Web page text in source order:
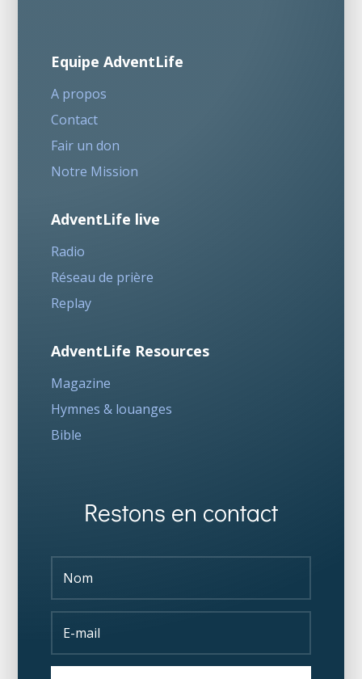
Equipe AdventLife
A propos
Contact
Fair un don
Notre Mission
AdventLife live
Radio
Réseau de prière
Replay
AdventLife Resources
Magazine
Hymnes & louanges
Bible
Restons en contact